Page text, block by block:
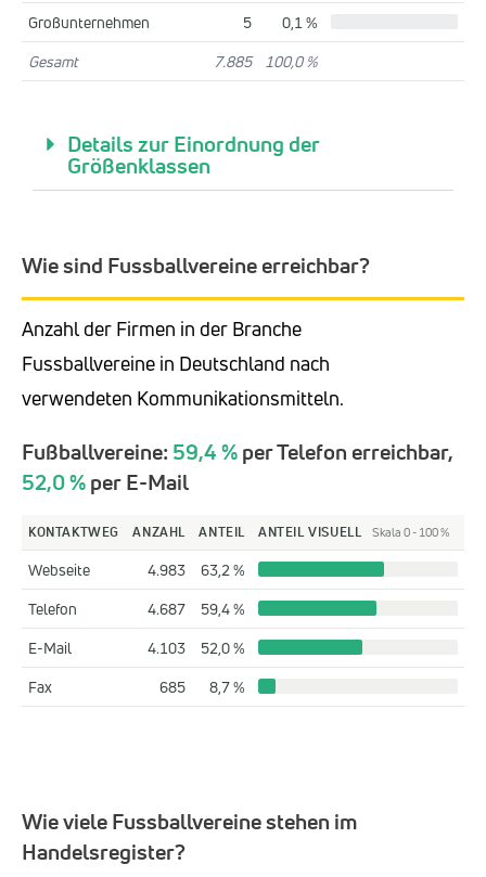
Großunternehmen 5
0,1 %
Gesamt
7.885 100,0 %
Details zur Einordnung der
Größenklassen
Wie sind Fussballvereine erreichbar?
Anzahl der Firmen in der Branche
Fussballvereine in Deutschland nach
verwendeten Kommunikationsmitteln.
Fußballvereine: 59,4 %per Telefon erreichbar,
52,0 %per E-Mail
KONTAKTWEG ANZAHL ANTEIL ANTEIL VISUELL Skala 0 - 100 %
Webseite 4.983
63,2 %
Telefon
4.687
59,4 %
E-Mail
4.103
52,0 %
Fax
685 8,7 %
Wie viele Fussballvereine stehen im
Handelsregister?